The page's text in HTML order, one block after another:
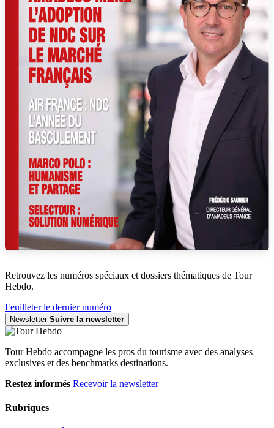
Retrouvez les numéros spéciaux et dossiers thématiques de Tour
Hebdo.
Feuilleter le dernier numéro
Newsletter Suivre la newsletter
Tour Hebdo accompagne les pros du tourisme avec des analyses
exclusives et des benchmarks destinations.
Restez informés Recevoir la newsletter
Rubriques